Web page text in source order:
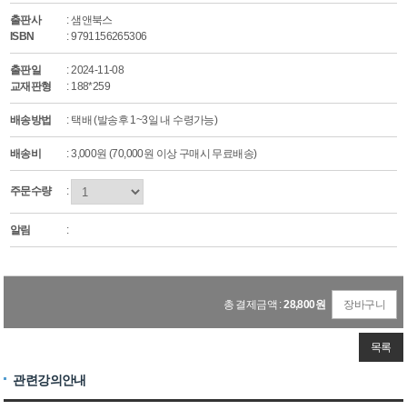
출판사
: 샘앤북스
ISBN
: 9791156265306
출판일
: 2024-11-08
교재판형
: 188*259
배송방법 : 택배 (발송후 1~3일 내 수령가능)
배송비 : 3,000원 (70,000원 이상 구매시 무료배송)
주문수량 :
알림 :
총 결제금액 :28,800원 장바구니
목록
관련강의안내